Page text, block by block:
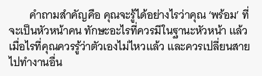
คำถามสำคัญคือ คุณจะรู้ได้อย่างไรว่าคุณ ‘พร้อม’ ที่
จะเป็นหัวหน้าคน ทักษะอะไรที่ควรมีในฐานะหัวหน้า แล้ว
เมื่อไรที่คุณควรรู้ว่าตัวเองไม่ไหวแล้ว และควรเปลี่ยนสาย
ไปทำงานอื่น